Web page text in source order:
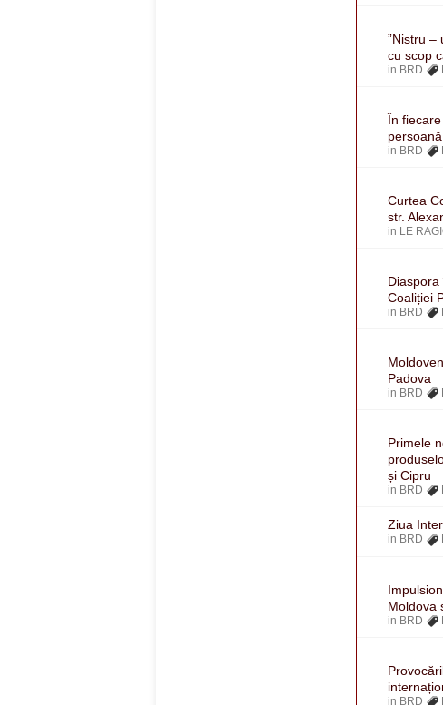
”Nistru –
cu scop
in BRD
În
in BRD
Curtea
str.
in LE
Coaliției
in BRD
Padova
in BRD
Primele
și Cipru
in BRD
Ziua
in BRD
Moldova
in BRD
in BRD